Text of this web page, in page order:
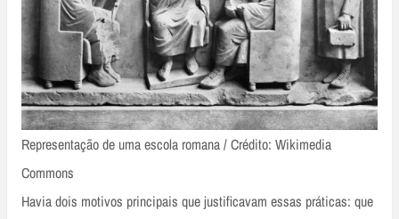
Representação de uma escola romana / Crédito: Wikimedia
Commons
Havia dois motivos principais que justificavam essas práticas: que